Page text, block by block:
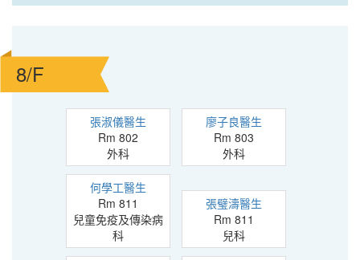
8/F
張淑儀醫生
Rm 802
外科
廖子良醫生
Rm 803
外科
何學工醫生
Rm 811
兒童免疫及傳染病
科
張璧濤醫生
Rm 811
兒科